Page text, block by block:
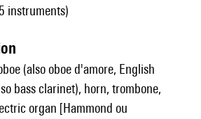
instruments)
(also oboe d'amore, English
bass clarinet), horn, trombone,
organ [Hammond ou